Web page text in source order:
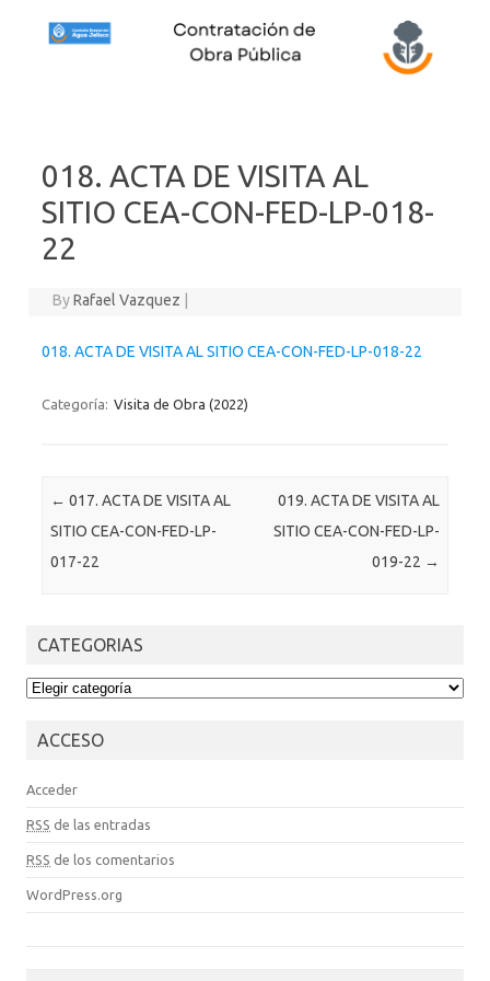
018. ACTA DE VISITA AL
SITIO CEA-CON-FED-LP-018-
22
ByRafael Vazquez
018. ACTA DE VISITA AL SITIO CEA-CON-FED-LP-018-22
Categoría: Visita de Obra (2022)
Post navigation
← 017. ACTA DE VISITA AL
SITIO CEA-CON-FED-LP-
017-22
019. ACTA DE VISITA AL
SITIO CEA-CON-FED-LP-
019-22 →
CATEGORIAS
CATEGORIAS
ACCESO
Acceder
RSS de las entradas
RSS de los comentarios
WordPress.org